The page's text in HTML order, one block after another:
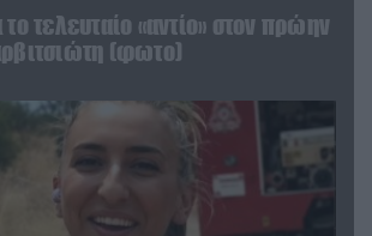
τελευταίο «αντίο» στον πρώην
(φωτο)